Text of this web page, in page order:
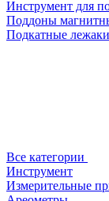
Инструмент для
Поддоны
Подкатные
Все категории
Инструмент
Измерительные